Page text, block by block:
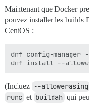
Maintenant que Docker
pouvez installer les builds
CentOS :
dnf config-manager
(Incluez --allowerasing
runc et buildah qui